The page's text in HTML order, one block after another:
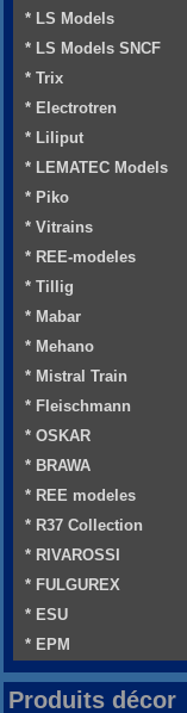
* LS Models
* LS Models SNCF
* Trix
* Electrotren
* Liliput
* LEMATEC Models
* Piko
* Vitrains
* REE-modeles
* Tillig
* Mabar
* Mehano
* Mistral Train
* Fleischmann
* OSKAR
* BRAWA
* REE modeles
* R37 Collection
* RIVAROSSI
* FULGUREX
* ESU
* EPM
Produits décor